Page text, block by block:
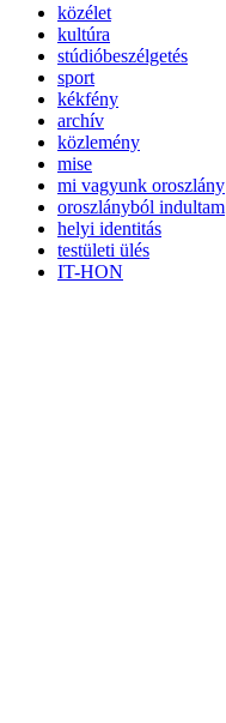
közélet
kultúra
stúdióbeszélgetés
sport
kékfény
archív
közlemény
mise
mi vagyunk oroszlány
oroszlányból indultam
helyi identitás
testületi ülés
IT-HON